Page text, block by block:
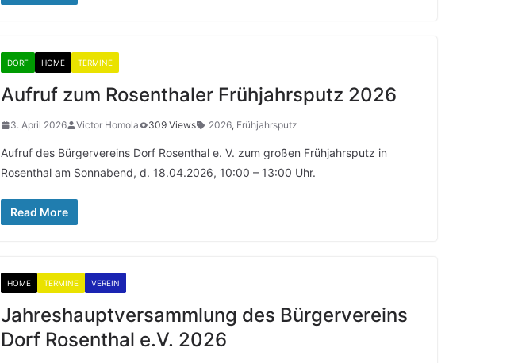
DORF HOME TERMINE
Aufruf zum Rosenthaler Frühjahrsputz 2026
3. April 2026 Victor Homola 309 Views 2026, Frühjahrsputz
Aufruf des Bürgervereins Dorf Rosenthal e. V. zum großen Frühjahrsputz in
Rosenthal am Sonnabend, d. 18.04.2026, 10:00 – 13:00 Uhr.
Read More
HOME TERMINE VEREIN
Jahreshauptversammlung des Bürgervereins
Dorf Rosenthal e.V. 2026